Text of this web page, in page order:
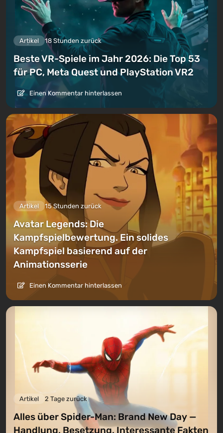
Artikel 18 Stunden zurück
Beste VR-Spiele im Jahr 2026: Die Top 53
für PC, Meta Quest und PlayStation VR2
Einen Kommentar hinterlassen
Artikel 15 Stunden zurück
Avatar Legends: Die
Kampfspielbewertung. Ein solides
Kampfspiel basierend auf der
Animationsserie
Einen Kommentar hinterlassen
Artikel 2 Tage zurück
Alles über Spider-Man: Brand New Day —
Handlung, Besetzung, Interessante Fakten